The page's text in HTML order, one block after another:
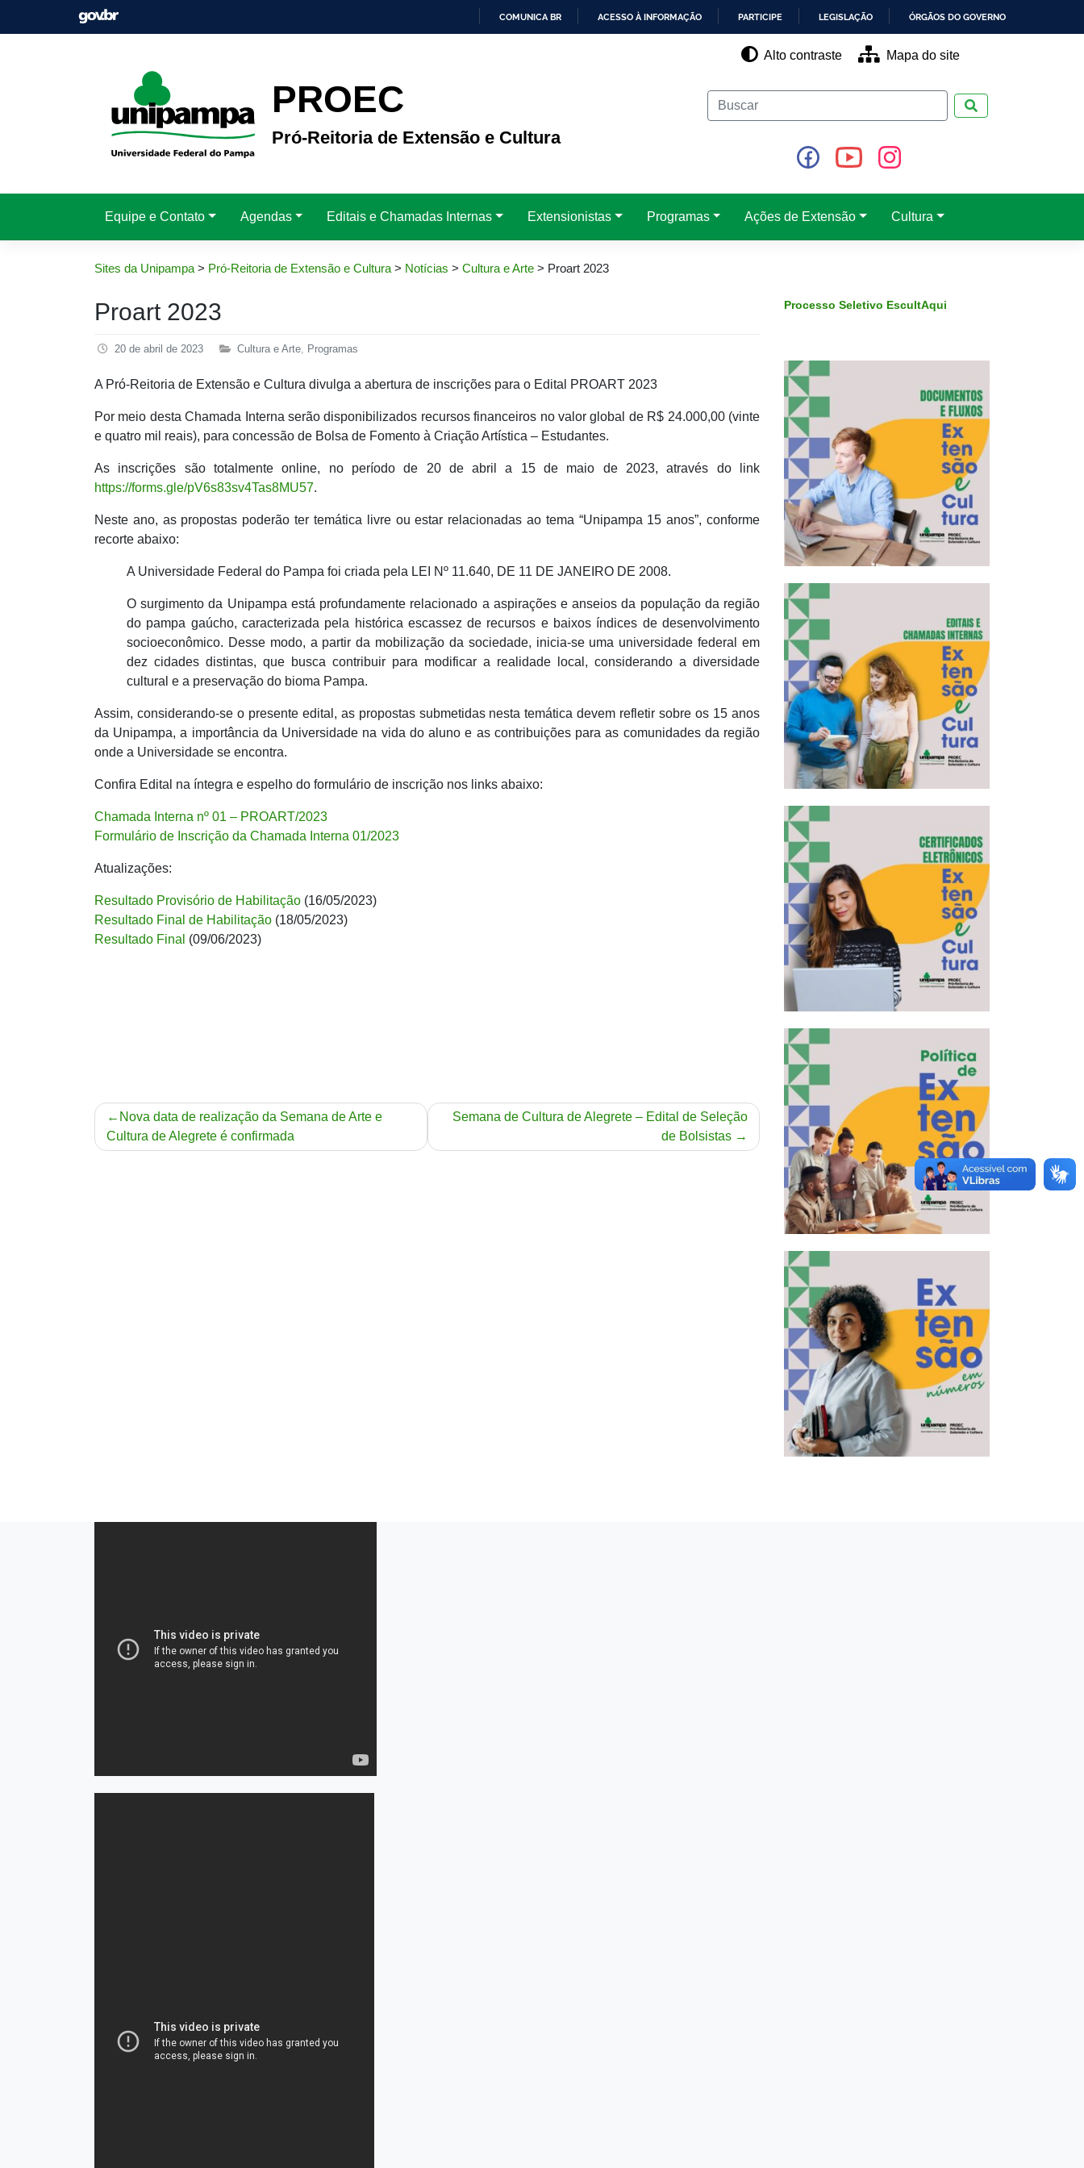
COMUNICA BR ACESSO À INFORMAÇÃO PARTICIPE LEGISLAÇÃO ÓRGÃOS DO GOVERNO
PROEC
Pró-Reitoria de Extensão e Cultura
Alto contraste Mapa do site
Equipe e Contato Agendas Editais e Chamadas Internas Extensionistas Programas Ações de Extensão Cultura
Sites da Unipampa> Pró-Reitoria de Extensão e Cultura> Notícias > Cultura e Arte > Proart 2023
Proart 2023
20 de abril de 2023 Cultura e Arte, Programas
A Pró-Reitoria de Extensão e Cultura divulga a abertura de inscrições para o Edital PROART 2023
Por meio desta Chamada Interna serão disponibilizados recursos financeiros no valor global de R$ 24.000,00 (vinte
e quatro mil reais), para concessão de Bolsa de Fomento à Criação Artística – Estudantes.
As inscrições são totalmente online, no período de 20 de abril a 15 de maio de 2023, através do link
https://forms.gle/pV6s83sv4Tas8MU57.
Neste ano, as propostas poderão ter temática livre ou estar relacionadas ao tema “Unipampa 15 anos”, conforme
recorte abaixo:
A Universidade Federal do Pampa foi criada pela LEI Nº 11.640, DE 11 DE JANEIRO DE 2008.
O surgimento da Unipampa está profundamente relacionado a aspirações e anseios da população da região
do pampa gaúcho, caracterizada pela histórica escassez de recursos e baixos índices de desenvolvimento
socioeconômico. Desse modo, a partir da mobilização da sociedade, inicia-se uma universidade federal em
dez cidades distintas, que busca contribuir para modificar a realidade local, considerando a diversidade
cultural e a preservação do bioma Pampa.
Assim, considerando-se o presente edital, as propostas submetidas nesta temática devem refletir sobre os 15 anos
da Unipampa, a importância da Universidade na vida do aluno e as contribuições para as comunidades da região
onde a Universidade se encontra.
Confira Edital na íntegra e espelho do formulário de inscrição nos links abaixo:
Chamada Interna nº 01 – PROART/2023
Formulário de Inscrição da Chamada Interna 01/2023
Atualizações:
Resultado Provisório de Habilitação (16/05/2023)
Resultado Final de Habilitação (18/05/2023)
Resultado Final (09/06/2023)
Navegação
de
Nova data de realização da Semana de Arte e
Cultura de Alegrete é confirmada
Semana de Cultura de Alegrete – Edital de Seleção
de Bolsistas
Processo Seletivo EscultAqui